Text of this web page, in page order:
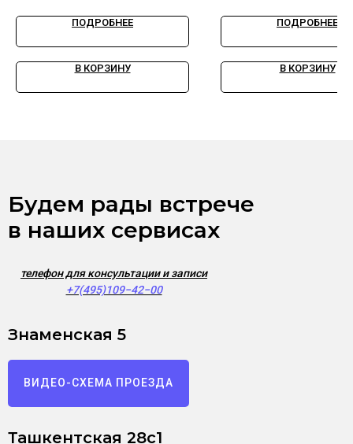
ПОДРОБНЕЕ
В КОРЗИНУ
ПОДРОБНЕЕ
В КОРЗИНУ
Будем рады встрече
в наших сервисах
телефон для консультации и записи
+7(495)109−42−00
Знаменская 5
ВИДЕО-СХЕМА ПРОЕЗДА
Ташкентская 28с1